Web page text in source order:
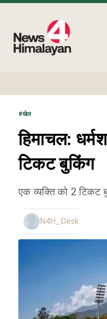
#खेल
हिमाचल:
टिकट बुकिंग
एक व्यक्ति को 2 टिकट
N4H_Desk